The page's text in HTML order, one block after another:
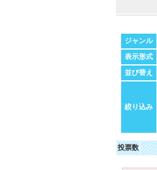
ジャンル
表示形式
並び替え
絞り込み
投票数